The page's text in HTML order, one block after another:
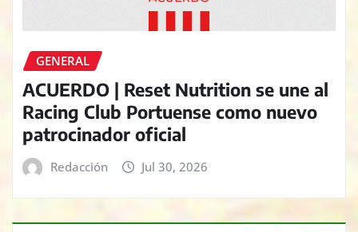
GENERAL
ACUERDO | Reset Nutrition se une al
Racing Club Portuense como nuevo
patrocinador oficial
Redacción Jul 30, 2026